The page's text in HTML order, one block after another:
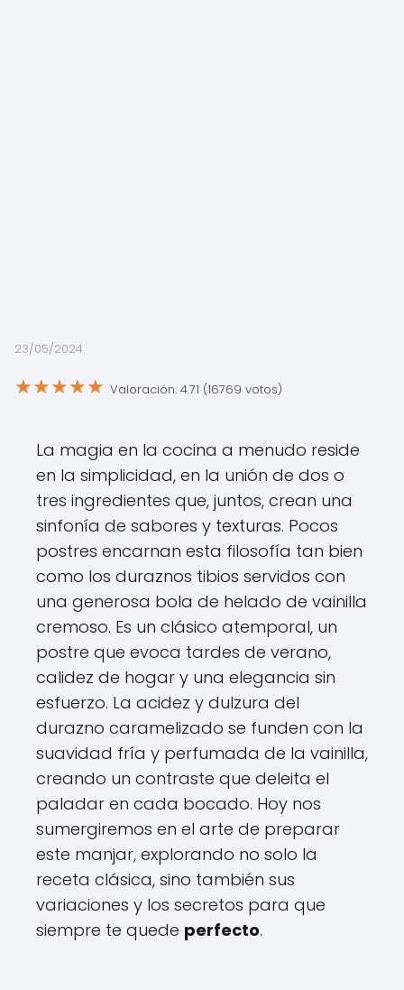
23/05/2024
★★★★★ Valoración: 4.71 (16769 votos)
La magia en la cocina a menudo reside
en la simplicidad, en la unión de dos o
tres ingredientes que, juntos, crean una
sinfonía de sabores y texturas. Pocos
postres encarnan esta filosofía tan bien
como los duraznos tibios servidos con
una generosa bola de helado de vainilla
cremoso. Es un clásico atemporal, un
postre que evoca tardes de verano,
calidez de hogar y una elegancia sin
esfuerzo. La acidez y dulzura del
durazno caramelizado se funden con la
suavidad fría y perfumada de la vainilla,
creando un contraste que deleita el
paladar en cada bocado. Hoy nos
sumergiremos en el arte de preparar
este manjar, explorando no solo la
receta clásica, sino también sus
variaciones y los secretos para que
siempre te quede perfecto.